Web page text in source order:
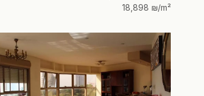
18,898 ₪/m²